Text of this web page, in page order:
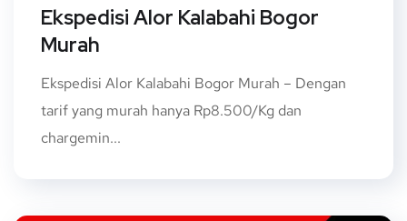
Ekspedisi Alor Kalabahi Bogor
Murah
Ekspedisi Alor Kalabahi Bogor Murah – Dengan
tarif yang murah hanya Rp8.500/Kg dan
chargemin...